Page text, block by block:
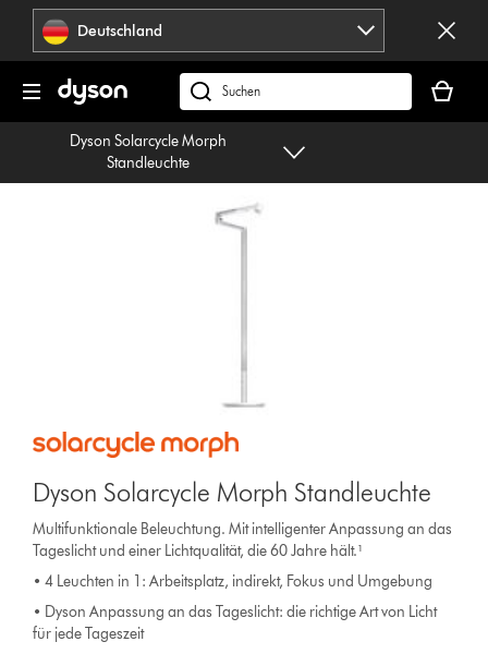
Navigation
überspringenDeutschland
dyson.de
durchsuchen
ist
Dyson Solarcycle Morph
Standleuchte
Dyson Solarcycle Morph Standleuchte
Multifunktionale Beleuchtung. Mit intelligenter Anpassung an das
Tageslicht und einer Lichtqualität, die 60 Jahre hält.¹
• 4 Leuchten in 1: Arbeitsplatz, indirekt, Fokus und Umgebung
• Dyson Anpassung an das Tageslicht: die richtige Art von Licht
für jede Tageszeit